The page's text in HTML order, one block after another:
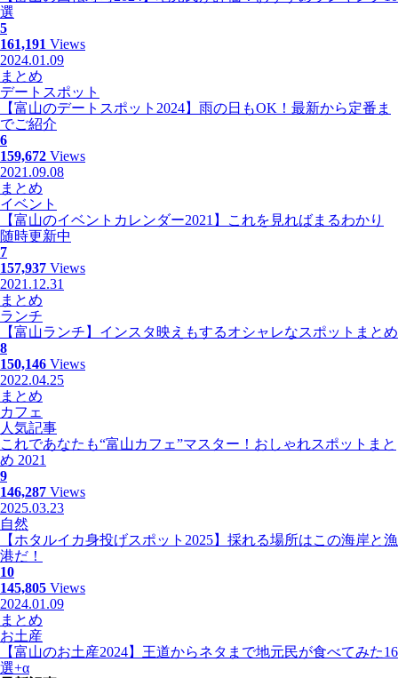
選
5
161,191 Views
2024.01.09
まとめ
デートスポット
【富山のデートスポット2024】雨の日もOK！最新から定番ま
でご紹介
6
159,672 Views
2021.09.08
まとめ
イベント
【富山のイベントカレンダー2021】これを見ればまるわかり
随時更新中
7
157,937 Views
2021.12.31
まとめ
ランチ
【富山ランチ】インスタ映えもするオシャレなスポットまとめ
8
150,146 Views
2022.04.25
まとめ
カフェ
人気記事
これであなたも“富山カフェ”マスター！おしゃれスポットまと
め 2021
9
146,287 Views
2025.03.23
自然
【ホタルイカ身投げスポット2025】採れる場所はこの海岸と漁
港だ！
10
145,805 Views
2024.01.09
まとめ
お土産
【富山のお土産2024】王道からネタまで地元民が食べてみた16
選+α